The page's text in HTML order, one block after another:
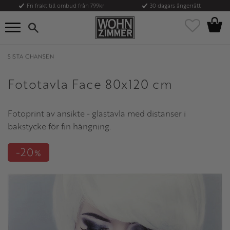
Meny
Fri frakt till ombud från 799kr 30 dagars ångerrätt
Favoriter
SISTA CHANSEN
Fototavla Face 80x120 cm
Fotoprint av ansikte - glastavla med distanser i
bakstycke för fin hängning.
20%